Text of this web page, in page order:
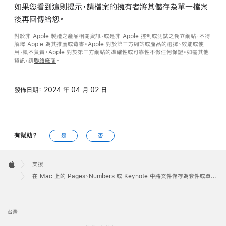
如果您看到這則提示，請檔案的擁有者將其儲存為單一檔案
後再回傳給您。
對於非 Apple 製造之產品相關資訊，或是非 Apple 控制或測試之獨立網站，不得
解釋 Apple 為其推薦或背書。Apple 對於第三方網站或產品的選擇、效能或使
用，概不負責。Apple 對於第三方網站的準確性或可靠性不做任何保證。如需其他
資訊，請聯絡廠商 。
發佈日期： 2024 年 04 月 02 日
有幫助？ 是 否
Footer

Apple
支援
在 Mac 上的 Pages、Numbers 或 Keynote 中將文件儲存為套件或單一檔案
台灣